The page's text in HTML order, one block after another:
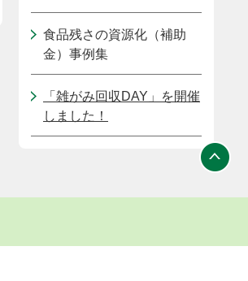
食品残さの資源化（補助
金）事例集
「雑がみ回収DAY」を開催
しました！